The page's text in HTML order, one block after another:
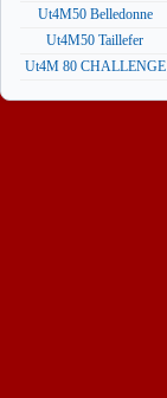
Ut4M50 Belledonne
Ut4M50 Taillefer
Ut4M 80 CHALLENGE